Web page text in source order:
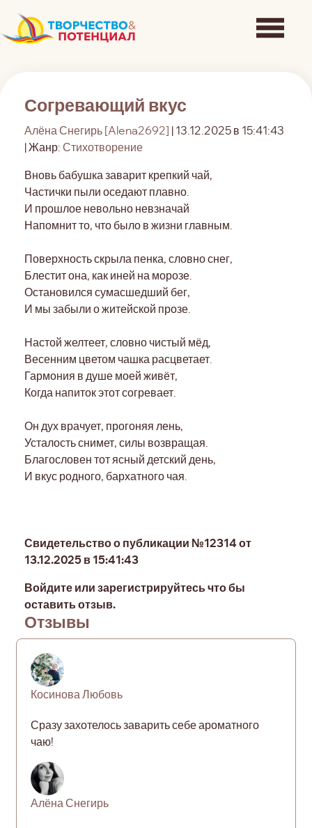
Согревающий вкус
Алёна Снегирь [Alena2692]
| 13.12.2025 в 15:41:43
| Жанр: Стихотворение
Вновь бабушка заварит крепкий чай,
Частички пыли оседают плавно.
И прошлое невольно невзначай
Напомнит то, что было в жизни главным.
Поверхность скрыла пенка, словно снег,
Блестит она, как иней на морозе.
Остановился сумасшедший бег,
И мы забыли о житейской прозе.
Настой желтеет, словно чистый мёд,
Весенним цветом чашка расцветает.
Гармония в душе моей живёт,
Когда напиток этот согревает.
Он дух врачует, прогоняя лень,
Усталость снимет, силы возвращая.
Благословен тот ясный детский день,
И вкус родного, бархатного чая.
Свидетельство о публикации №12314 от
13.12.2025 в 15:41:43
Войдите или зарегистрируйтесь что бы
оставить отзыв.
Отзывы
Косинова Любовь
Сразу захотелось заварить себе ароматного
чаю!
Алёна Снегирь